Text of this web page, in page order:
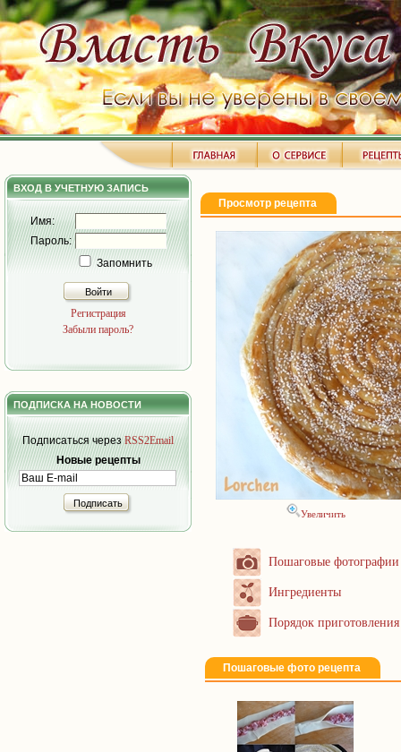
ВХОД В УЧЕТНУЮ ЗАПИСЬ
Имя:
Пароль:
Запомнить
Войти
Регистрация
Забыли пароль?
ПОДПИСКА НА НОВОСТИ
Подписаться черезRSS2Email
Новые рецепты
Подписать
Просмотр рецепта
Увеличить
Пошаговые фотографии
Ингредиенты
Порядок приготовления
Пошаговые фото рецепта